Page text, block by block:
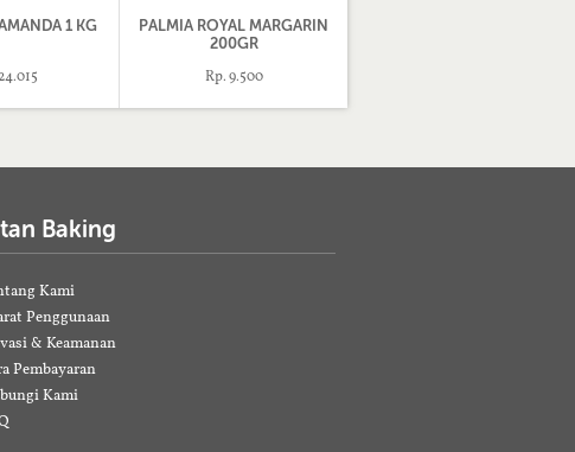
1 KG
PALMIA ROYAL MARGARIN
200GR
Rp. 9.500
Baking
Kami
Penggunaan
& Keamanan
Pembayaran
Kami